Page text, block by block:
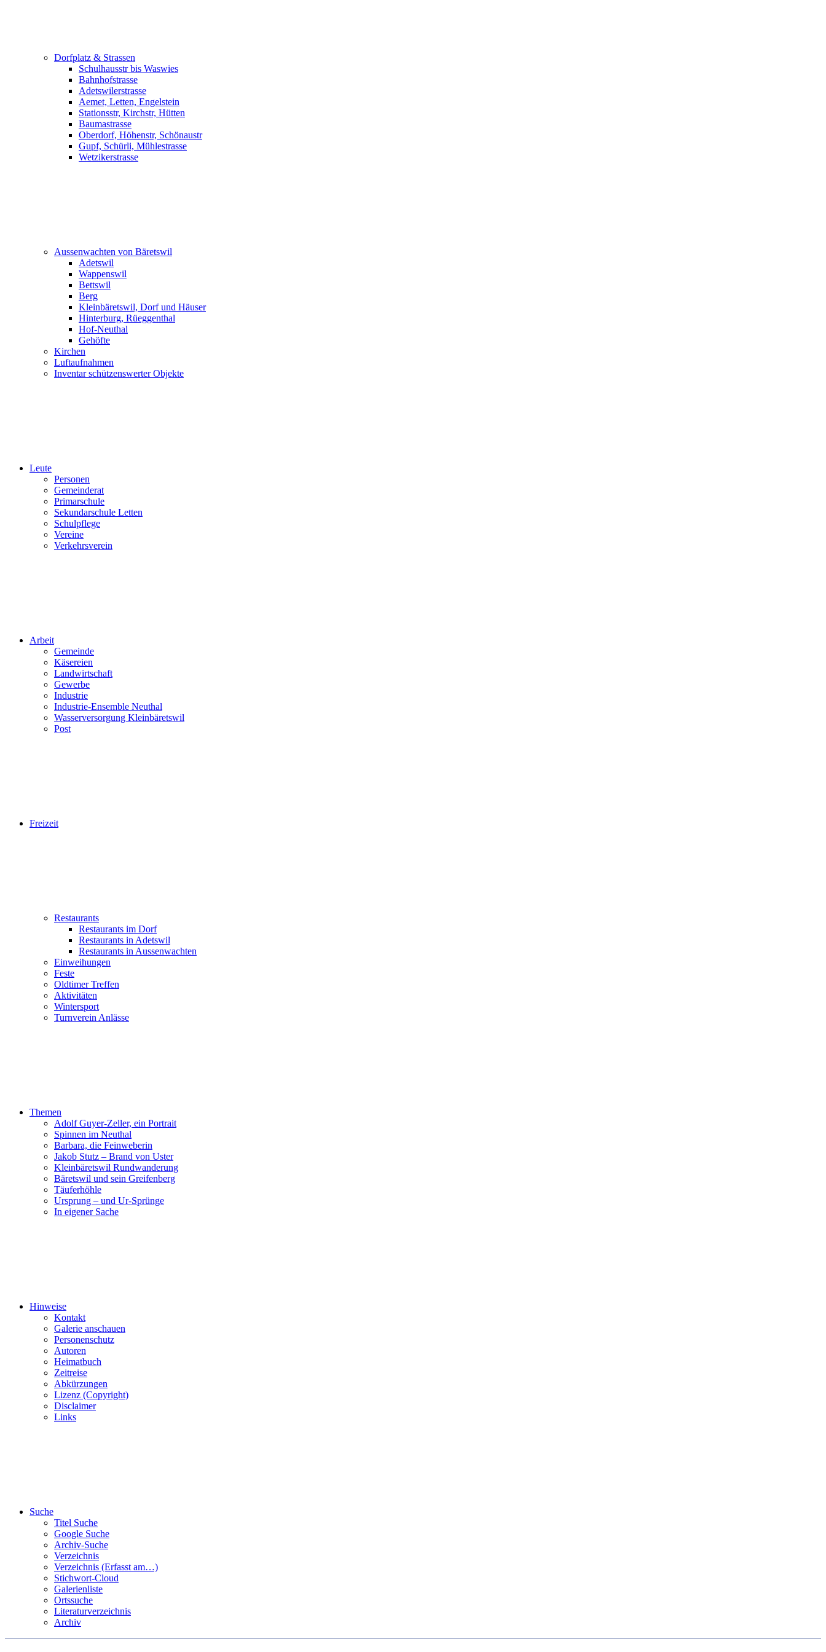
Dorfplatz & Strassen
Schulhausstr bis Waswies
Bahnhofstrasse
Adetswilerstrasse
Aemet, Letten, Engelstein
Stationsstr, Kirchstr, Hütten
Baumastrasse
Oberdorf, Höhenstr, Schönaustr
Gupf, Schürli, Mühlestrasse
Wetzikerstrasse
Aussenwachten von Bäretswil
Adetswil
Wappenswil
Bettswil
Berg
Kleinbäretswil, Dorf und Häuser
Hinterburg, Rüeggenthal
Hof-Neuthal
Gehöfte
Kirchen
Luftaufnahmen
Inventar schützenswerter Objekte
Leute
Personen
Gemeinderat
Primarschule
Sekundarschule Letten
Schulpflege
Vereine
Verkehrsverein
Arbeit
Gemeinde
Käsereien
Landwirtschaft
Gewerbe
Industrie
Industrie-Ensemble Neuthal
Wasserversorgung Kleinbäretswil
Post
Freizeit
Restaurants
Restaurants im Dorf
Restaurants in Adetswil
Restaurants in Aussenwachten
Einweihungen
Feste
Oldtimer Treffen
Aktivitäten
Wintersport
Turnverein Anlässe
Themen
Adolf Guyer-Zeller, ein Portrait
Spinnen im Neuthal
Barbara, die Feinweberin
Jakob Stutz – Brand von Uster
Kleinbäretswil Rundwanderung
Bäretswil und sein Greifenberg
Täuferhöhle
Ursprung – und Ur-Sprünge
In eigener Sache
Hinweise
Kontakt
Galerie anschauen
Personenschutz
Autoren
Heimatbuch
Zeitreise
Abkürzungen
Lizenz (Copyright)
Disclaimer
Links
Suche
Titel Suche
Google Suche
Archiv-Suche
Verzeichnis
Verzeichnis (Erfasst am…)
Stichwort-Cloud
Galerienliste
Ortssuche
Literaturverzeichnis
Archiv